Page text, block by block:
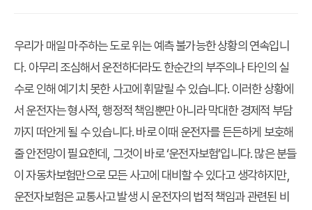
우리가 매일 마주하는 도로 위는 예측 불가능한 상황의 연속입니
다. 아무리 조심해서 운전하더라도 한순간의 부주의나 타인의 실
수로 인해 예기치 못한 사고에 휘말릴 수 있습니다. 이러한 상황에
서 운전자는 형사적, 행정적 책임뿐만 아니라 막대한 경제적 부담
까지 떠안게 될 수 있습니다. 바로 이때 운전자를 든든하게 보호해
줄 안전망이 필요한데, 그것이 바로 ‘운전자보험’입니다. 많은 분들
이 자동차보험만으로 모든 사고에 대비할 수 있다고 생각하지만,
운전자보험은 교통사고 발생 시 운전자의 법적 책임과 관련된 비